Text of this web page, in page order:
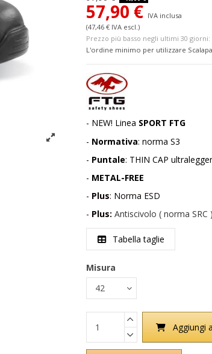
57,90 € IVA inclusa
(47,46 € IVA escl.)
Prezzo più basso negli ultimi 30 giorni:
L'ordine minimo per utilizzare
- NEW! Linea SPORT FTG
- Normativa: norma S3
- Puntale: THIN CAP
- METAL-FREE
- Plus: Norma ESD
- Plus: Antiscivolo ( norma SRC )
Tabella taglie
Misura
Aggiungi